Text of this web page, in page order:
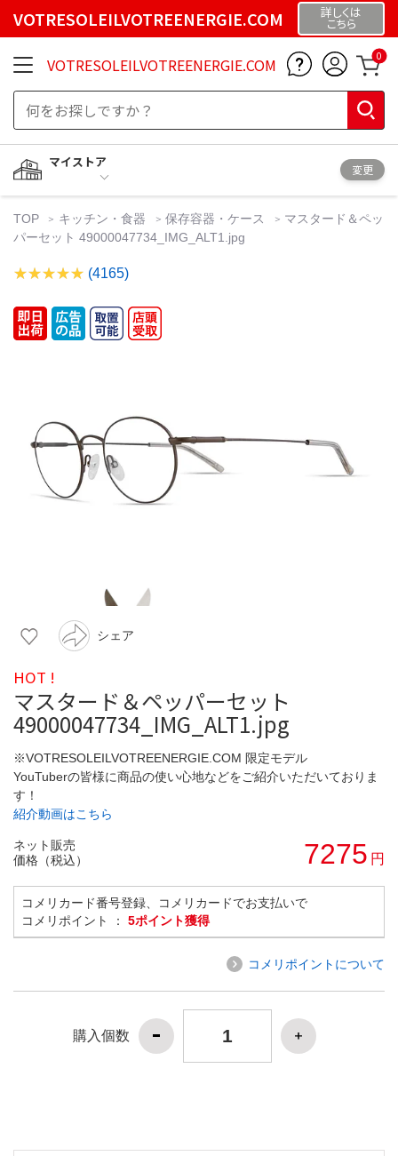
VOTRESOLEILVOTREENERGIE.COM 詳しくは
こちら
VOTRESOLEILVOTREENERGIE.COM 0
マイストア
変更
TOP キッチン・食器 保存容器・ケース
マスタード＆ペッ
パーセット 49000047734_IMG_ALT1.jpg
(4165)
シェア
HOT !
マスタード＆ペッパーセット
49000047734_IMG_ALT1.jpg
※VOTRESOLEILVOTREENERGIE.COM 限定モデル
YouTuberの皆様に商品の使い心地などをご紹介いただいておりま
す！
紹介動画はこちら
ネット販売
価格（税込）
7275 円
コメリカード番号登録、コメリカードでお支払いで
コメリポイント ： 5ポイント獲得
コメリポイントについて
購入個数